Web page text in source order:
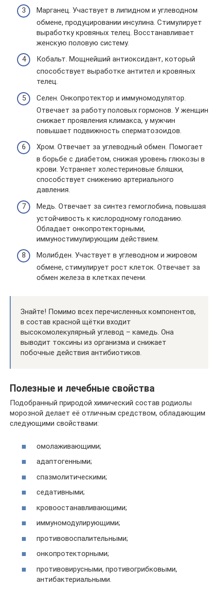
Марганец. Участвует в липидном и углеводном
обмене, продуцировании инсулина. Стимулирует
выработку кровяных телец. Восстанавливает
женскую половую систему.
Кобальт. Мощнейший антиоксидант, который
способствует выработке антител и кровяных
телец.
Селен. Онкопротектор и иммуномодулятор.
Отвечает за работу половых гормонов. У женщин
снижает проявления климакса, у мужчин
повышает подвижность сперматозоидов.
Хром. Отвечает за углеводный обмен. Помогает
в борьбе с диабетом, снижая уровень глюкозы в
крови. Устраняет холестериновые бляшки,
способствует снижению артериального
давления.
Медь. Отвечает за синтез гемоглобина, повышая
устойчивость к кислородному голоданию.
Обладает онкопротекторными,
иммуностимулирующим действием.
Молибден. Участвует в углеводном и жировом
обмене, стимулирует рост клеток. Отвечает за
обмен железа в клетках печени.
Знайте! Помимо всех перечисленных компонентов,
в состав красной щётки входит
высокомолекулярный углевод – камедь. Она
выводит токсины из организма и снижает
побочные действия антибиотиков.
Полезные и лечебные свойства
Подобранный природой химический состав родиолы
морозной делает её отличным средством, обладающим
следующими свойствами:
омолаживающими;
адаптогенными;
спазмолитическими;
седативными;
кровоостанавливающими;
иммуномодулирующими;
противовоспалительными;
онкопротекторными;
противовирусными, противогрибковыми,
антибактериальными.